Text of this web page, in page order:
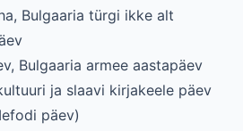
Bulgaaria türgi ikke alt
Bulgaaria armee aastapäev
ja slaavi kirjakeele päev
päev)